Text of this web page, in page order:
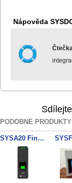
Nápověda
PODOBNÉ PRODUKTY
SYSA20 Finger/Key/EM Reader